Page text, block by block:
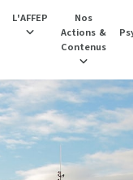
L'AFFEP
Nos
Actions &
Contenus